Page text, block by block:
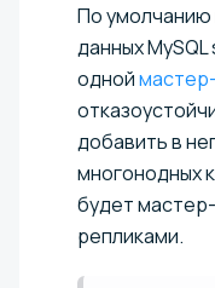
По умолчанию
данных
одной
добавить в
многонодных
будет
репликами.